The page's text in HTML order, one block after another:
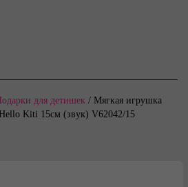
для детишек / Мягкая игрушка
Kiti 15см (звук) V62042/15